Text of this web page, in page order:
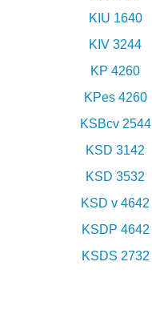
KIU 1640
KIV 3244
KP 4260
KPes 4260
KSBcv 2544
KSD 3142
KSD 3532
KSD v 4642
KSDP 4642
KSDS 2732